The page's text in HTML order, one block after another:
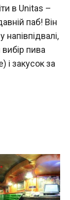
в Unitas –
паб! Він
пива
і закусок за